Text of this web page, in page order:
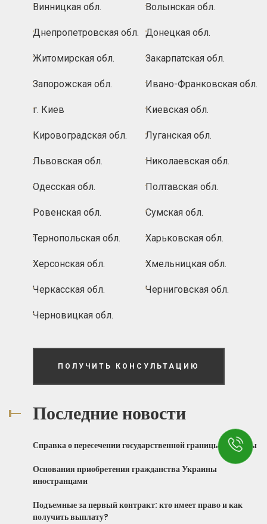
Винницкая обл. Волынская обл.
Днепропетровская обл. Донецкая обл.
Житомирская обл. Закарпатская обл.
Запорожская обл. Ивано-Франковская обл.
г. Киев Киевская обл.
Кировоградская обл. Луганская обл.
Львовская обл. Николаевская обл.
Одесская обл. Полтавская обл.
Ровенская обл. Сумская обл.
Тернопольская обл. Харьковская обл.
Херсонская обл. Хмельницкая обл.
Черкасская обл. Черниговская обл.
Черновицкая обл.
ПОЛУЧИТЬ КОНСУЛЬТАЦИЮ
Последние новости
Справка о пересечении государственной границы Украины
Основания приобретения гражданства Украины
иностранцами
Подъемные за первый контракт: кто имеет право и как
получить выплату?